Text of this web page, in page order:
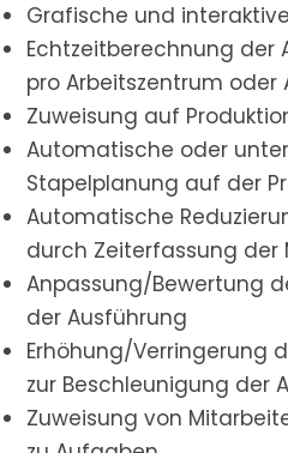
Grafische und
Echtzeitberechnung der
pro Arbeitszentrum oder
Zuweisung auf
Automatische oder
Stapelplanung auf der
Automatische
durch Zeiterfassung der
Anpassung/Bewertung
der Ausführung
Erhöhung/Verringerung
zur Beschleunigung der
Zuweisung von